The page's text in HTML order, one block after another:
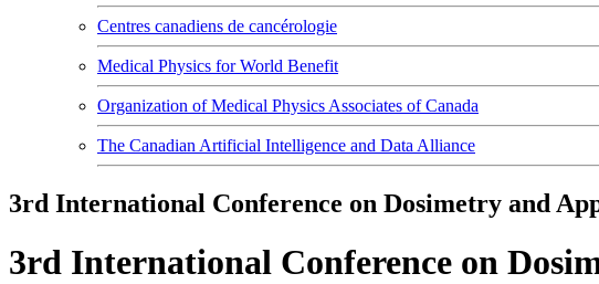
Centres canadiens de cancérologie
Medical Physics for World Benefit
Organization of Medical Physics Associates of Canada
The Canadian Artificial Intelligence and Data Alliance
3rd International Conference on Dosimetry and
3rd International Conference on